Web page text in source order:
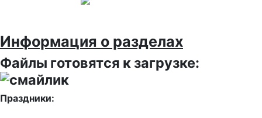
Информация о разделах
Файлы готовятся к загрузке:
Праздники: